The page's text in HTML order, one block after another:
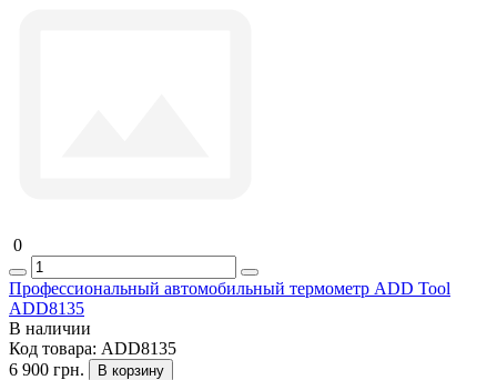
0
Профессиональный автомобильный термометр ADD Tool
ADD8135
В наличии
Код товара: ADD8135
6 900 грн.
В корзину